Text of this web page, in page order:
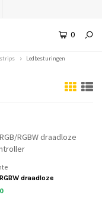
0
Ledbesturingen
draadloze